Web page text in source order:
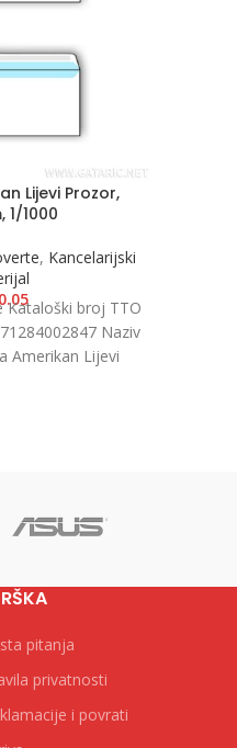
Lijevi Prozor,
1/1000
, Kancelarijski
Kataloški broj TTO
Naziv
Amerikan Lijevi
pitanja
privatnosti
i povrati